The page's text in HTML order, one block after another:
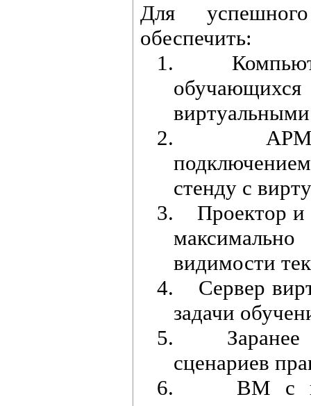
Для
обеспечить:
1.
2.
АРМ
стенду с
3.
Проектор и
видимости
4.
Сервер
задачи
5.
сценариев
6.
ВМ с